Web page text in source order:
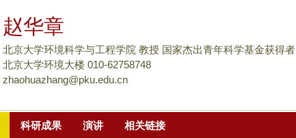
到
主
要
赵华章
北京大学环境科学与工程学院 教授 国家杰出青年科学基金获得者
北京大学环境大楼 010-62758748
zhaohuazhang@pku.edu.cn
科研成果 演讲 相关链接